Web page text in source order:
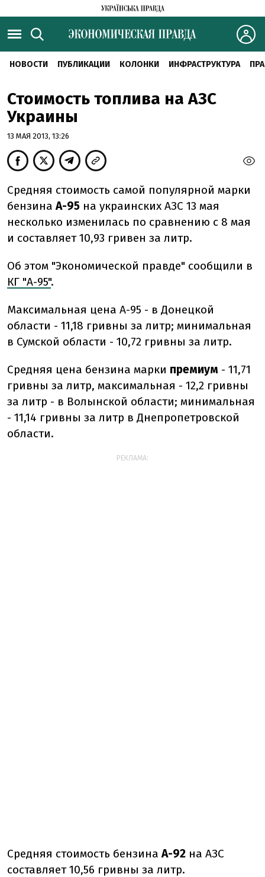
НОВОСТИ ПУБЛИКАЦИИ КОЛОНКИ ИНФРАСТРУКТУРА
Стоимость топлива на АЗС
Украины
13 МАЯ 2013, 13:26
Средняя стоимость самой популярной марки
бензинаА-95 на украинских АЗС 13 мая
несколько изменилась по сравнению с 8 мая
и составляет 10,93 гривен за литр.
Об этом "Экономической правде" сообщили в
КГ "А-95".
Максимальная цена А-95 - в Донецкой
области - 11,18 гривны за литр; минимальная
в Сумской области - 10,72 гривны за литр.
Средняя цена бензина марки премиум - 11,71
гривны за литр, максимальная - 12,2 гривны
за литр - в Волынской области; минимальная
- 11,14 гривны за литр в Днепропетровской
области.
РЕКЛАМА:
Средняя стоимость бензинаА-92 на АЗС
составляет 10,56 гривны за литр.